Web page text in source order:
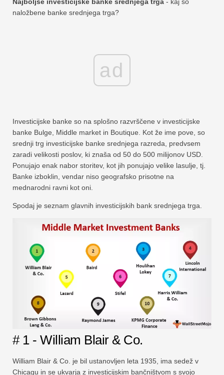
naložbene banke srednjega trga?
ad
Investicijske banke so na splošno razvrščene v investicijske
banke Bulge, Middle market in Boutique. Kot že ime pove, so
srednji trg investicijske banke srednjega razreda, predvsem
zaradi velikosti poslov, ki znaša od 50 do 500 milijonov USD.
Ponujajo enak nabor storitev, kot jih ponujajo velike lasulje, tj.
Banke izboklin, vendar niso geografsko prisotne na
mednarodni ravni kot oni.
Spodaj je seznam glavnih investicijskih bank srednjega trga.
# 1 - William Blair & Co.
William Blair & Co. je bil ustanovljen leta 1935, ima sedež v
Chicagu in se ukvarja z investicijskim bančništvom s svojo